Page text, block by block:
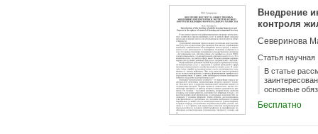
отправиться
по
статистики.
Внедрение
контроля
Северинова
Статья научная
В статье
основные
обсуждения
и расширение
Бесплатно